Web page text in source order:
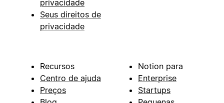
privacidade
Seus direitos de
privacidade
Recursos
Centro de ajuda
Preços
Notion para
Enterprise
Startups